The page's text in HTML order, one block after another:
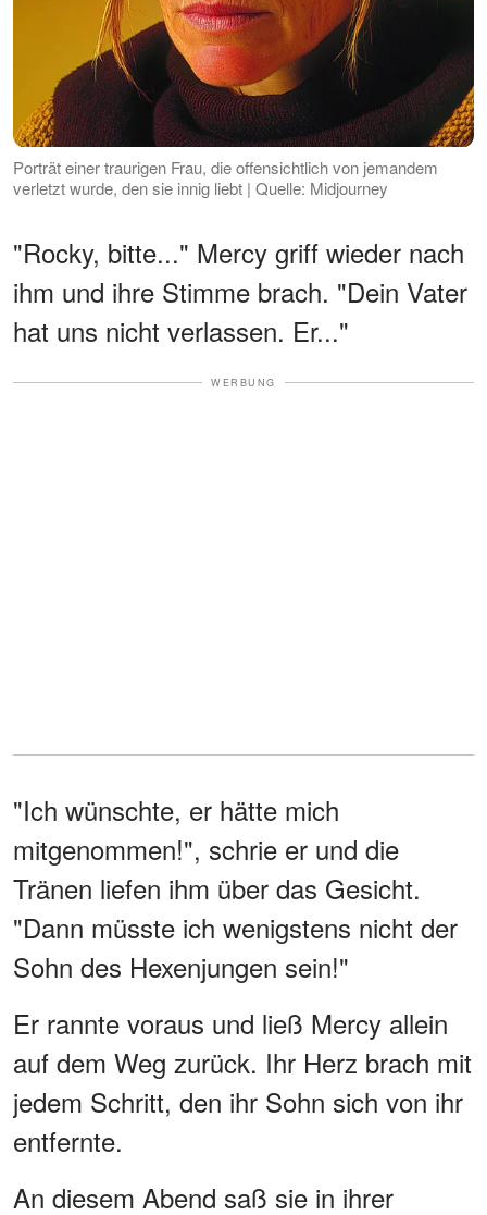
Porträt einer traurigen Frau, die offensichtlich von jemandem
verletzt wurde, den sie innig liebt | Quelle: Midjourney
"Rocky, bitte..." Mercy griff wieder nach
ihm und ihre Stimme brach. "Dein Vater
hat uns nicht verlassen. Er..."
WERBUNG
"Ich wünschte, er hätte mich
mitgenommen!", schrie er und die
Tränen liefen ihm über das Gesicht.
"Dann müsste ich wenigstens nicht der
Sohn des Hexenjungen sein!"
Er rannte voraus und ließ Mercy allein
auf dem Weg zurück. Ihr Herz brach mit
jedem Schritt, den ihr Sohn sich von ihr
entfernte.
An diesem Abend saß sie in ihrer